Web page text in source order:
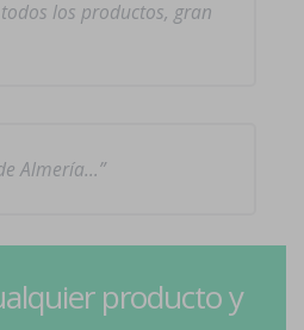
los productos, gran
Almería…
producto y